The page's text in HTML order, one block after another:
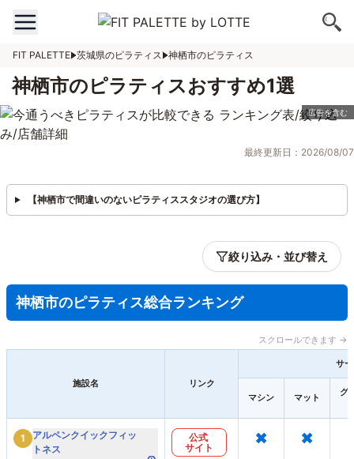
FIT PALETTE 茨城県のピラティス 神栖市のピラティス
神栖市のピラティスおすすめ1選
最終更新日：2026/08/07
【神栖市で間違いのないピラティススタジオの選び方】
絞り込み・並び替え
神栖市のピラティス総合ランキング
スクロールできます →
施設名 リンク
サ
マシン マット
グ
1
アルペンクイックフィッ
トネス
公式
サイト
× ×